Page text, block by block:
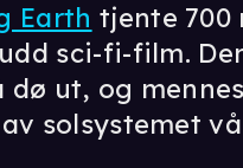
Earth tjente
sci-fi-film.
dø ut, og
solsystemet